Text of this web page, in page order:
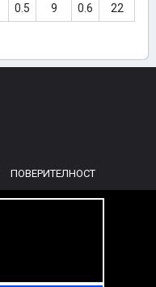
0.5 9 0.6 22
ПОВЕРИТЕЛНОСТ